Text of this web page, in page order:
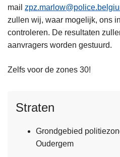
mail
zullen wij, waar mogelijk, ons
controleren. De resultaten
aanvragers worden gestuurd.
Zelfs voor de zones 30!
Straten
Grondgebied
Oudergem